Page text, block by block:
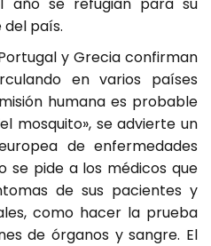
país.
y Grecia confirman
en varios países
humana es probable
mosquito», se advierte un
de enfermedades
se pide a los médicos que
de sus pacientes y
como hacer la prueba
de órganos y sangre. El